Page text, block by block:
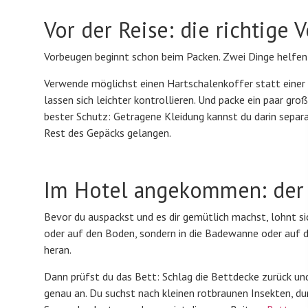
Vor der Reise: die richtige
Vorbeugen beginnt schon beim Packen. Zwei Dinge
Verwende möglichst einen Hartschalenkoffer statt
lassen sich leichter kontrollieren. Und packe ein paar
bester Schutz: Getragene Kleidung kannst du darin
Rest des Gepäcks gelangen.
Im Hotel angekommen:
Bevor du auspackst und es dir gemütlich machst, lohnt
oder auf den Boden, sondern in die Badewanne oder
heran.
Dann prüfst du das Bett: Schlag die Bettdecke zurück
genau an. Du suchst nach kleinen rotbraunen Insekten,